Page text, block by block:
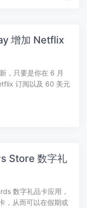
增加 Netflix
，只要是你在 6 月
订阅以及 60 美元
Store 数字礼
数字礼品卡应用，
，从而可以在假期或